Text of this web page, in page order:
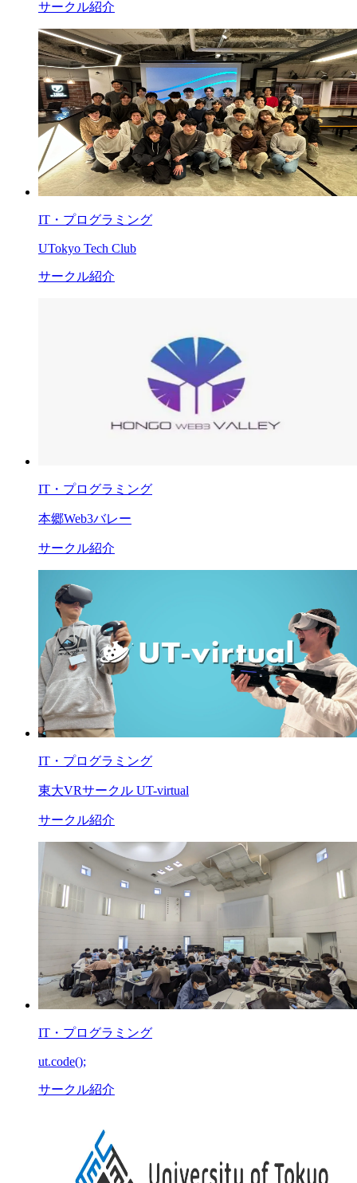
サークル紹介
IT・プログラミング
UTokyo Tech Club
サークル紹介
IT・プログラミング
本郷Web3バレー
サークル紹介
IT・プログラミング
東大VRサークル UT-virtual
サークル紹介
IT・プログラミング
ut.code();
サークル紹介